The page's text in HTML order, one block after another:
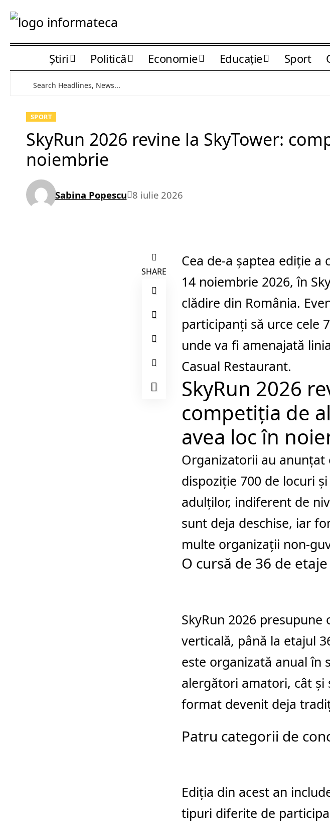
Știri Politică Economie Educaţie Sport
SPORT
SkyRun 2026 revine la SkyTower:
noiembrie
Sabina Popescu 8 iulie 2026
SHARE
Cea de-a șaptea ediție a
14 noiembrie 2026, în
clădire din România.
participanți să urce cele
unde va fi amenajată
Casual Restaurant.
SkyRun 2026
competiția de
avea loc în
Organizatorii au anunțat
dispoziție 700 de locuri
adulților, indiferent de
sunt deja deschise, iar
multe organizații non-
O cursă de 36 de
SkyRun 2026
verticală, până la etajul
este organizată anual în
alergători amatori, cât
format devenit deja
Patru categorii de
Ediția din acest an
tipuri diferite de